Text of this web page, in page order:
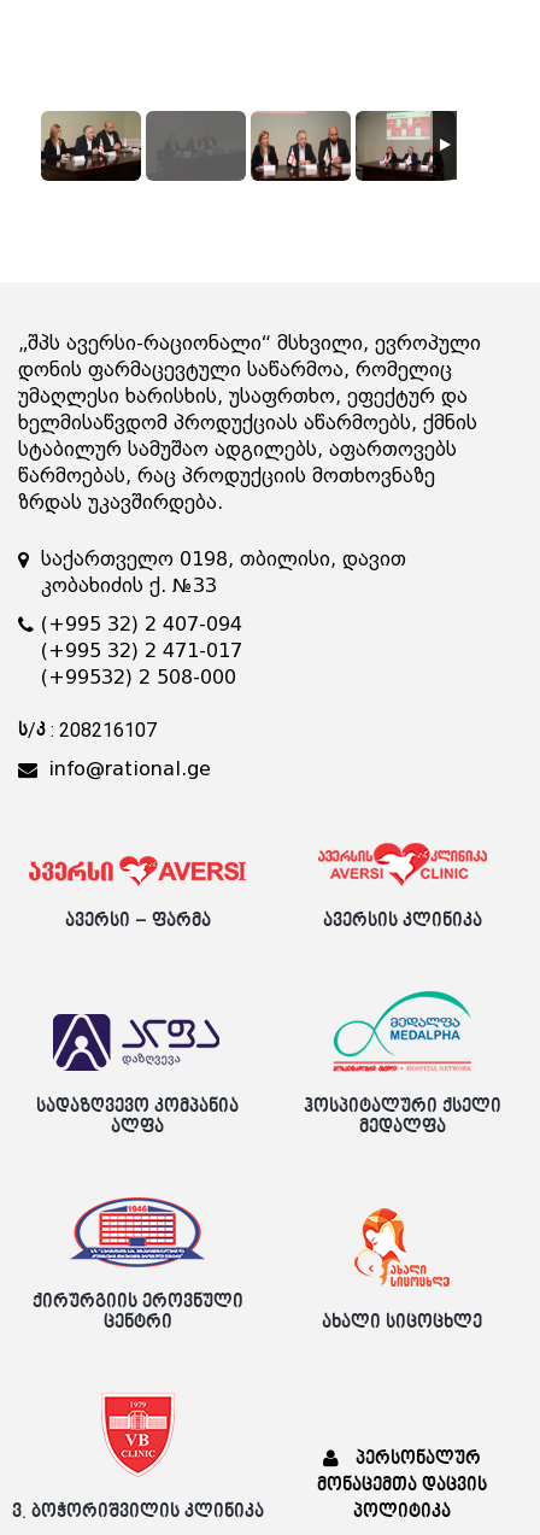
„შპს ავერსი-რაციონალი“ მსხვილი, ევროპული
დონის ფარმაცევტული საწარმოა, რომელიც
უმაღლესი ხარისხის, უსაფრთხო, ეფექტურ და
ხელმისაწვდომ პროდუქციას აწარმოებს, ქმნის
სტაბილურ სამუშაო ადგილებს, აფართოვებს
წარმოებას, რაც პროდუქციის მოთხოვნაზე
ზრდას უკავშირდება.
საქართველო 0198, თბილისი, დავით
კობახიძის ქ. №33
(+995 32) 2 407-094
(+995 32) 2 471-017
(+99532) 2 508-000
ს/კ : 208216107
info@rational.ge
ავერსი – ფარმა ავერსის კლინიკა
სადაზღვევო კომპანია
ალფა
ჰოსპიტალური ქსელი
მედალფა
ქირურგიის ეროვნული
ცენტრი
ახალი სიცოცხლე
ვ. ბოჭორიშვილის კლინიკა
პერსონალურ
მონაცემთა დაცვის
პოლიტიკა